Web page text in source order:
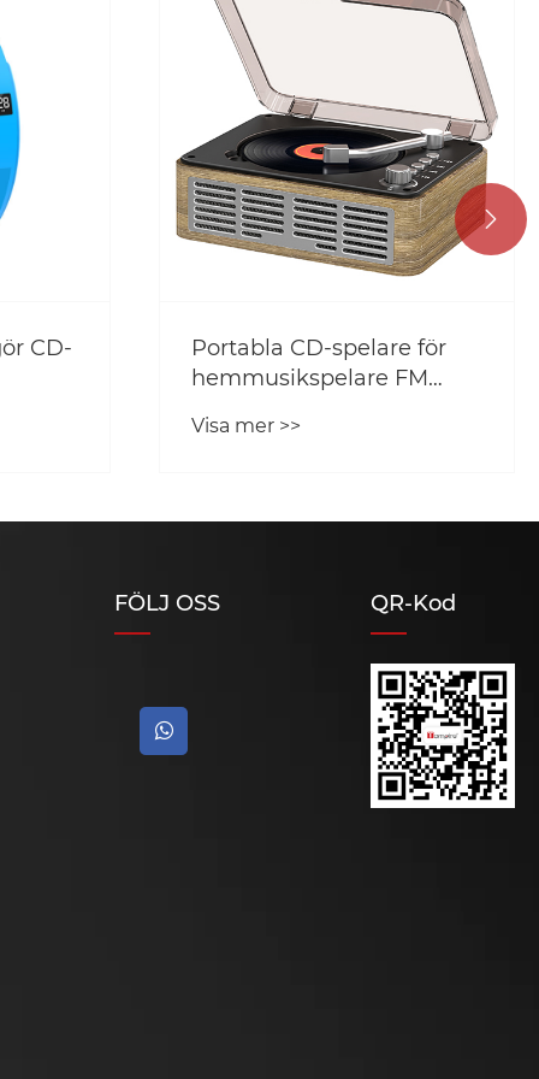
CD-
Portabla CD-spelare för
hemmusikspelare FM
fjärrkontroll-Walnut
Visa mer >>

FÖLJ OSS QR-Kod